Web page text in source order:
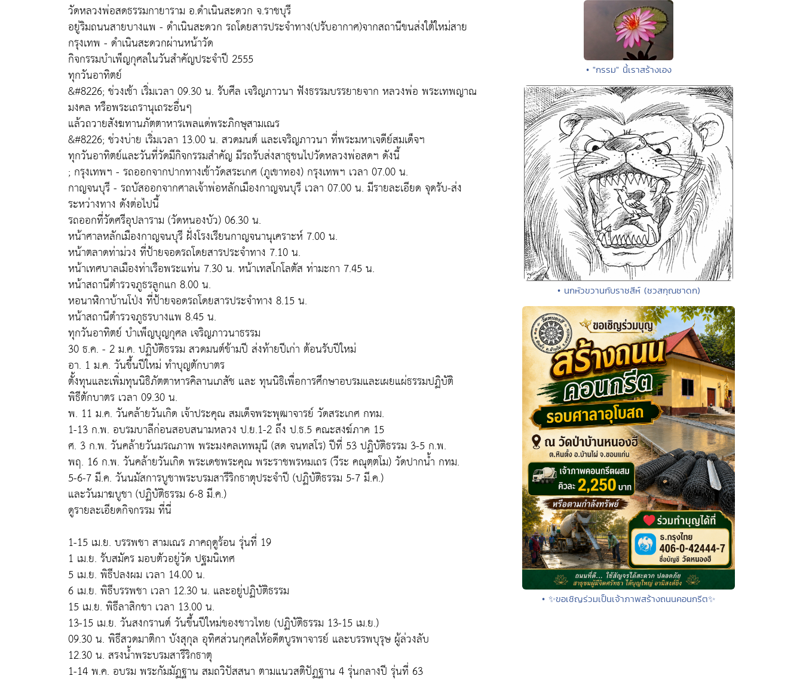
วัดหลวงพ่อสดธรรมกายาราม อ.ดำเนินสะดวก จ.ราชบุรี
อยู่ริมถนนสายบางแพ - ดำเนินสะดวก รถโดยสารประจำทาง(ปรับอากาศ)จากสถานีขนส่งใต้ใหม่สาย
กรุงเทพ - ดำเนินสะดวกผ่านหน้าวัด
กิจกรรมบำเพ็ญกุศลในวันสำคัญประจำปี 2555
ทุกวันอาทิตย์
&#8226; ช่วงเช้า เริ่มเวลา 09.30 น. รับศีล เจริญภาวนา ฟังธรรมบรรยายจาก หลวงพ่อ พระเทพญาณ
มงคล หรือพระเถรานุเถระอื่นๆ
แล้วถวายสังฆทานภัตตาหารเพลแด่พระภิกษุสามเณร
&#8226; ช่วงบ่าย เริ่มเวลา 13.00 น. สวดมนต์ และเจริญภาวนา ที่พระมหาเจดีย์สมเด็จฯ
ทุกวันอาทิตย์และวันที่วัดมีกิจกรรมสำคัญ มีรถรับส่งสาธุชนไปวัดหลวงพ่อสดฯ ดังนี้
; กรุงเทพฯ - รถออกจากปากทางเข้าวัดสระเกศ (ภูเขาทอง) กรุงเทพฯ เวลา 07.00 น.
กาญจนบุรี - รถบัสออกจากศาลเจ้าพ่อหลักเมืองกาญจนบุรี เวลา 07.00 น. มีรายละเอียด จุดรับ-ส่ง
ระหว่างทาง ดังต่อไปนี้
รถออกที่วัดศรีอุปลาราม (วัดหนองบัว) 06.30 น.
หน้าศาลหลักเมืองกาญจนบุรี ฝั่งโรงเรียนกาญจนานุเคราะห์ 7.00 น.
หน้าตลาดท่าม่วง ที่ป้ายจอดรถโดยสารประจำทาง 7.10 น.
หน้าเทศบาลเมืองท่าเรือพระแท่น 7.30 น. หน้าเทสโกโลตัส ท่ามะกา 7.45 น.
หน้าสถานีตำรวจภูธรลูกแก 8.00 น.
หอนาฬิกาบ้านโป่ง ที่ป้ายจอดรถโดยสารประจำทาง 8.15 น.
หน้าสถานีตำรวจภูธรบางแพ 8.45 น.
ทุกวันอาทิตย์ บำเพ็ญบุญกุศล เจริญภาวนาธรรม
30 ธ.ค. - 2 ม.ค. ปฏิบัติธรรม สวดมนต์ข้ามปี ส่งท้ายปีเก่า ต้อนรับปีใหม่
อา. 1 ม.ค. วันขึ้นปีใหม่ ทำบุญตักบาตร
ตั้งทุนและเพิ่มทุนนิธิภัตตาหารคิลานเภสัช และ ทุนนิธิเพื่อการศึกษาอบรมและเผยแผ่ธรรมปฏิบัติ
พิธีตักบาตร เวลา 09.30 น.
พ. 11 ม.ค. วันคล้ายวันเกิด เจ้าประคุณ สมเด็จพระพุฒาจารย์ วัดสระเกศ กทม.
1-13 ก.พ. อบรมบาลีก่อนสอบสนามหลวง ป.ย.1-2 ถึง ป.ธ.5 คณะสงฆ์ภาค 15
ศ. 3 ก.พ. วันคล้ายวันมรณภาพ พระมงคลเทพมุนี (สด จนฺทสโร) ปีที่ 53 ปฏิบัติธรรม 3-5 ก.พ.
พฤ. 16 ก.พ. วันคล้ายวันเกิด พระเดชพระคุณ พระราชพรหมเถร (วีระ คณุตฺตโม) วัดปากน้ำ กทม.
5-6-7 มี.ค. วันนมัสการบูชาพระบรมสารีริกธาตุประจำปี (ปฏิบัติธรรม 5-7 มี.ค.)
และวันมาฆบูชา (ปฏิบัติธรรม 6-8 มี.ค.)
ดูรายละเอียดกิจกรรม ที่นี่
1-15 เม.ย. บรรพชา สามเณร ภาคฤดูร้อน รุ่นที่ 19
1 เม.ย. รับสมัคร มอบตัวอยู่วัด ปฐมนิเทศ
5 เม.ย. พิธีปลงผม เวลา 14.00 น.
6 เม.ย. พิธีบรรพชา เวลา 12.30 น. และอยู่ปฏิบัติธรรม
15 เม.ย. พิธีลาสิกขา เวลา 13.00 น.
13-15 เม.ย. วันสงกรานต์ วันขึ้นปีใหม่ของชาวไทย (ปฏิบัติธรรม 13-15 เม.ย.)
09.30 น. พิธีสวดมาติกา บังสุกุล อุทิศส่วนกุศลให้อดีตบูรพาจารย์ และบรรพบุรุษ ผู้ล่วงลับ
12.30 น. สรงน้ำพระบรมสารีริกธาตุ
1-14 พ.ค. อบรม พระกัมมัฏฐาน สมถวิปัสสนา ตามแนวสติปัฏฐาน 4 รุ่นกลางปี รุ่นที่ 63
• "กรรม" นี้เราสร้างเอง
• นกหัวขวานกับราชสีห์ (ชวสกุณชาดก)
• ✨ขอเชิญร่วมเป็นเจ้าภาพสร้างถนนคอนกรีต✨